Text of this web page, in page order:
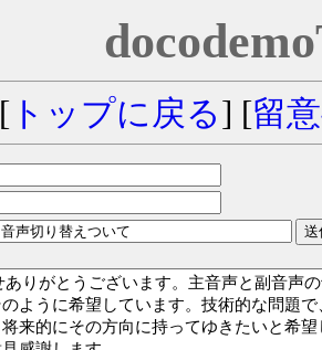
[トップに戻る] [留